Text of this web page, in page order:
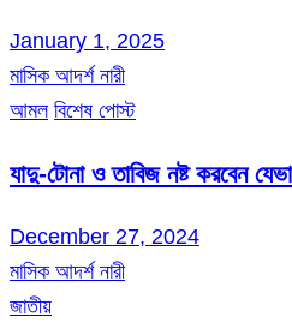
January 1, 2025
মাসিক আদর্শ নারী
আমল বিশেষ পোস্ট
যাদু-টোনা ও তাবিজ নষ্ট করবেন
December 27, 2024
মাসিক আদর্শ নারী
জাতীয়